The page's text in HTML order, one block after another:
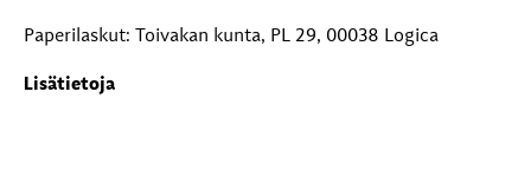
Paperilaskut: Toivakan kunta, PL 29, 00038 Logica
Lisätietoja